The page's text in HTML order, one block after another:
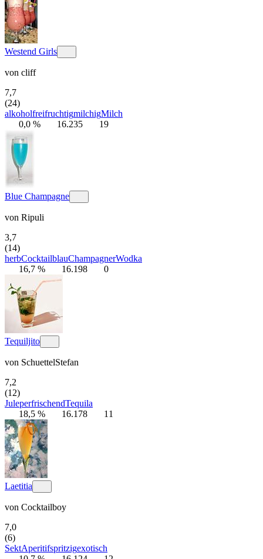
Westend Girls
von cliff
7,7
(24)
alkoholfreifruchtigmilchigMilch
0,0 %
16.235 19
Blue Champagne
von Ripuli
3,7
(14)
herbCocktailblauChampagnerWodka
16,7 %
16.198 0
Tequiljito
von SchuettelStefan
7,2
(12)
JuleperfrischendTequila
18,5 %
16.178 11
Laetitia
von Cocktailboy
7,0
(6)
SektAperitifspritzigexotisch